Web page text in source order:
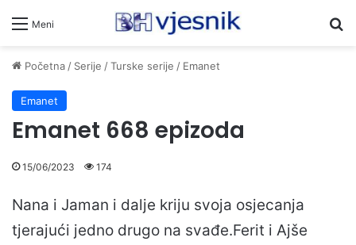
Meni
Početna/ Serije /Turske serije / Emanet
Emanet
Emanet 668 epizoda
15/06/2023 174
Nana i Jaman i dalje kriju svoja osjecanja
tjerajući jedno drugo na svađe.Ferit i Ajše